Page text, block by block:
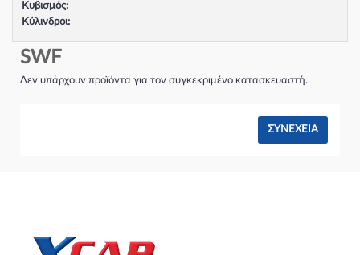
Κυβισμός:
Κύλινδροι:
Τύπος κινητήρα:
SWF
Δεν υπάρχουν προϊόντα για τον συγκεκριμένο κατασκευαστή.
ΣΥΝΈΧΕΙΑ